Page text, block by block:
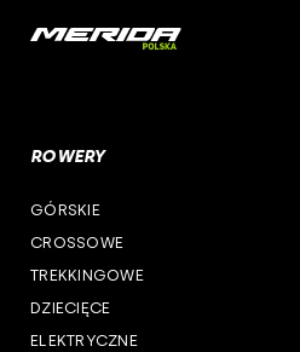
cst
woj. opolskie
woj. podlaskie
woj. pomorskie
woj. śląskie
ROWERY
GÓRSKIE
CROSSOWE
TREKKINGOWE
DZIECIĘCE
ELEKTRYCZNE